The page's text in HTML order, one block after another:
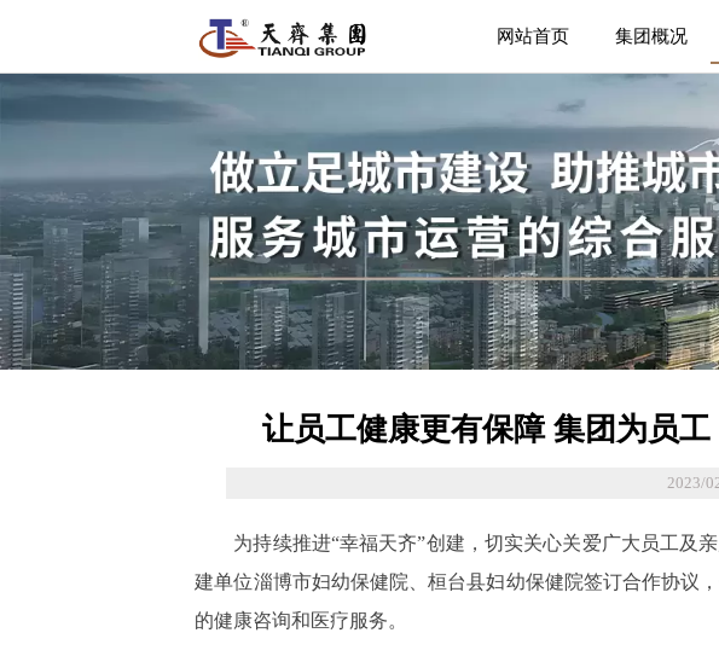
网站首页 集团概况
让员工健康更有保障 集团为员
2023/
为持续推进“幸福天齐”创建，切实关心关爱广大员工及
建单位淄博市妇幼保健院、桓台县妇幼保健院签订合作协议
的健康咨询和医疗服务。